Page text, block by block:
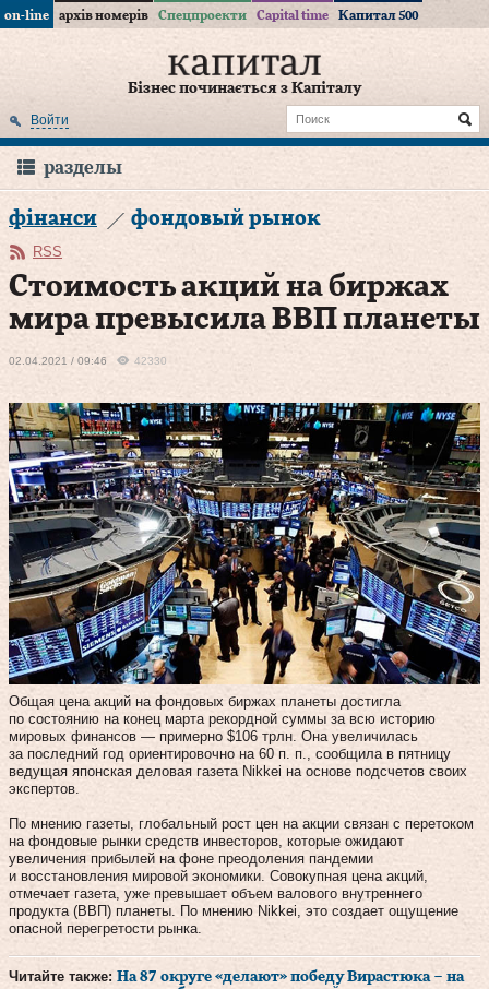
on-line архів номерів Спецпроекти Capital time Капитал 500
Бізнес починається з Капіталу
Войти
разделы
фінанси фондовый рынок
RSS
Стоимость акций на биржах
мира превысила ВВП планеты
02.04.2021 / 09:46 42330
Общая цена акций на фондовых биржах планеты достигла
по состоянию на конец марта рекордной суммы за всю историю
мировых финансов — примерно $106 трлн. Она увеличилась
за последний год ориентировочно на 60 п. п., сообщила в пятницу
ведущая японская деловая газета Nikkei на основе подсчетов своих
экспертов.
По мнению газеты, глобальный рост цен на акции связан с перетоком
на фондовые рынки средств инвесторов, которые ожидают
увеличения прибылей на фоне преодоления пандемии
и восстановления мировой экономики. Совокупная цена акций,
отмечает газета, уже превышает объем валового внутреннего
продукта (ВВП) планеты. По мнению Nikkei, это создает ощущение
опасной перегретости рынка.
Читайте также: На 87 округе «делают» победу Вирастюка – на